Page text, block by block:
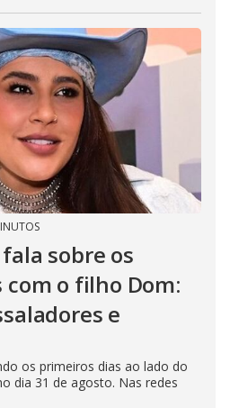
sobre os
o filho Dom:
e
os primeiros dias ao lado do
dia 31 de agosto. Nas redes